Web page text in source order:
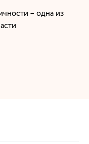
– одна из